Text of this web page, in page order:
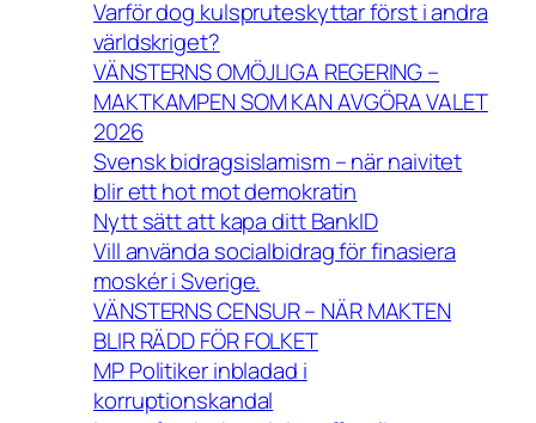
Varför dog kulspruteskyttar först i andra
världskriget?
VÄNSTERNS OMÖJLIGA REGERING –
MAKTKAMPEN SOM KAN AVGÖRA VALET
2026
Svensk bidragsislamism – när naivitet
blir ett hot mot demokratin
Nytt sätt att kapa ditt BankID
Vill använda socialbidrag för finasiera
moskér i Sverige.
VÄNSTERNS CENSUR – NÄR MAKTEN
BLIR RÄDD FÖR FOLKET
MP Politiker inbladad i
korruptionskandal